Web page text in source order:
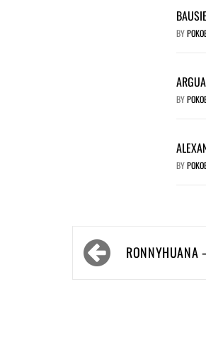
BY
BY
BY
Bericht
navigatieRONNYHUANA